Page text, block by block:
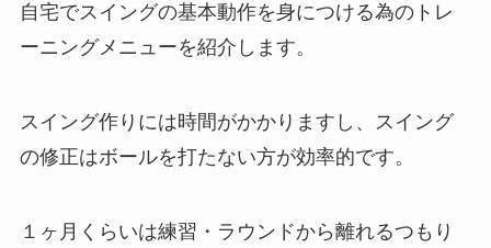
自宅でスイングの基本動作を身につける為のトレ
ーニングメニューを紹介します。
スイング作りには時間がかかりますし、 スイング
の修正はボールを打たない方が効率的です。
１ヶ月くらいは練習・ラウンドから離れるつもり